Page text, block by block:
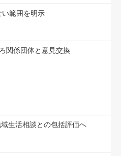
範囲を明示
関係団体と意見交換
生活相談との包括評価へ